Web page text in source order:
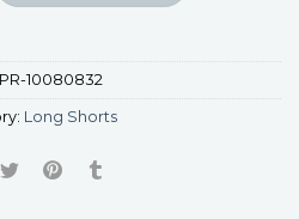
PR-10080832
Long Shorts